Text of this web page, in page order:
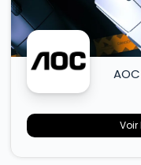
AOC
Voir